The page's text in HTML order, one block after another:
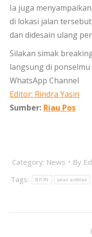
Ia juga
di lokasi jalan
dan didesain ulang
Silakan simak
langsung di ponselmu
WhatsApp Channel
Editor: Rindra Yasin
Sumber: Riau Pos
Category: News By
Tags:
BPJN jalan amblas